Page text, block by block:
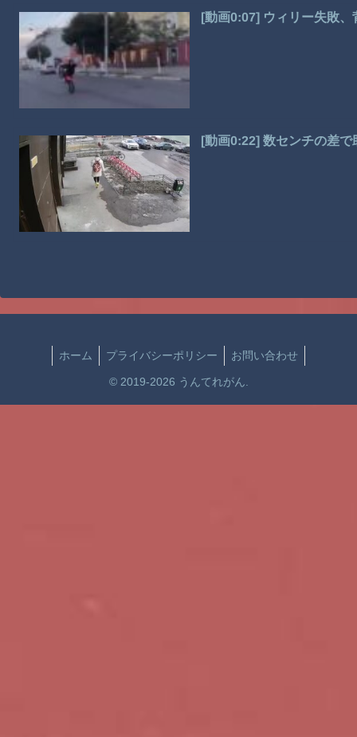
[動画0:07] ウィリー失敗、
[動画0:22] 数センチの差
ホーム プライバシーポリシー お問い合わせ
© 2019-2026 うんてれがん.